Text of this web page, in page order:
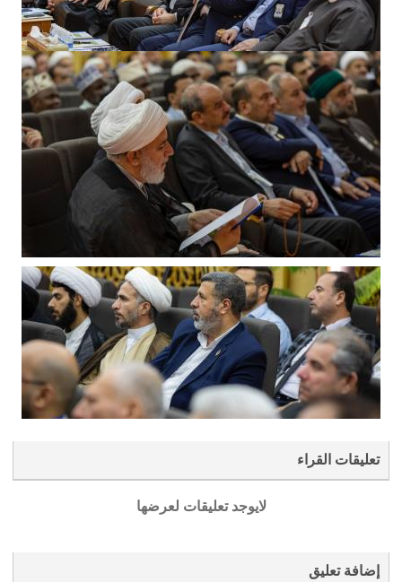
تعليقات القراء
لايوجد تعليقات لعرضها
إضافة تعليق